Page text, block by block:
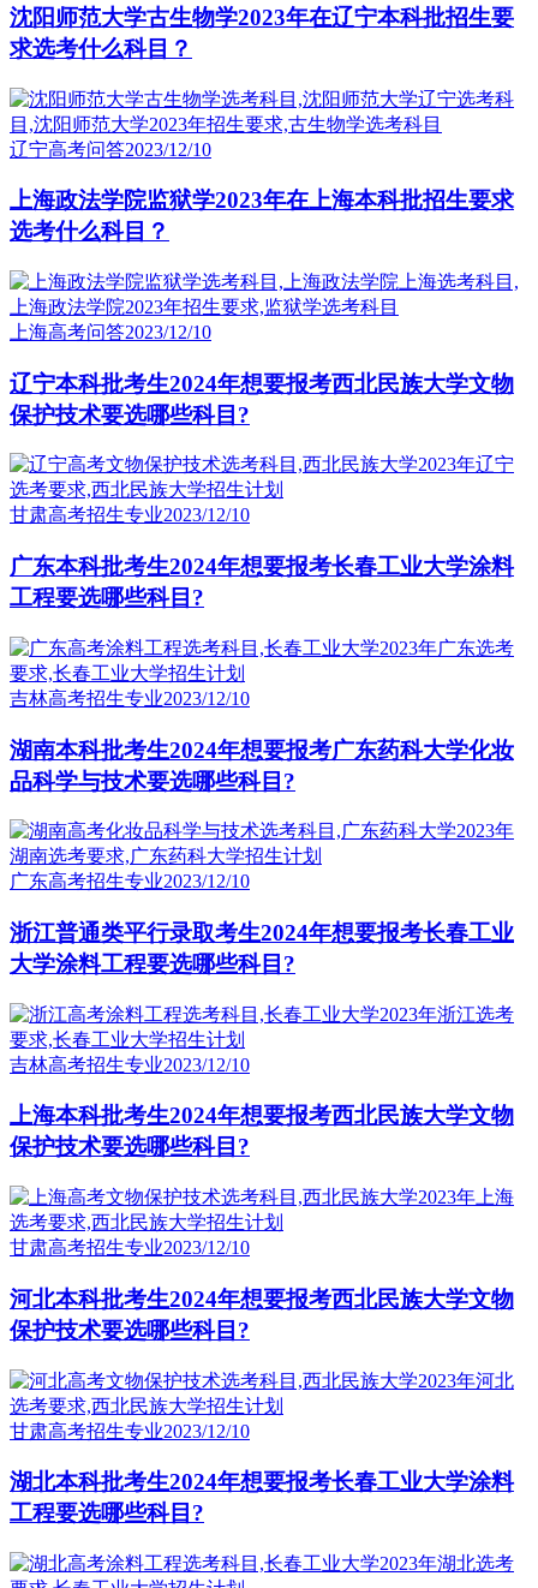
沈阳师范大学古生物学2023年在辽宁本科批招生要
求选考什么科目？
辽宁高考问答2023/12/10
上海政法学院监狱学2023年在上海本科批招生要求
选考什么科目？
上海高考问答2023/12/10
辽宁本科批考生2024年想要报考西北民族大学文物
保护技术要选哪些科目?
甘肃高考招生专业2023/12/10
广东本科批考生2024年想要报考长春工业大学涂料
工程要选哪些科目?
吉林高考招生专业2023/12/10
湖南本科批考生2024年想要报考广东药科大学化妆
品科学与技术要选哪些科目?
广东高考招生专业2023/12/10
浙江普通类平行录取考生2024年想要报考长春工业
大学涂料工程要选哪些科目?
吉林高考招生专业2023/12/10
上海本科批考生2024年想要报考西北民族大学文物
保护技术要选哪些科目?
甘肃高考招生专业2023/12/10
河北本科批考生2024年想要报考西北民族大学文物
保护技术要选哪些科目?
甘肃高考招生专业2023/12/10
湖北本科批考生2024年想要报考长春工业大学涂料
工程要选哪些科目?